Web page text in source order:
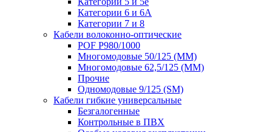
Категории 6 и 6A
Категории 7 и 8
Кабели волоконно-оптические
POF P980/1000
Многомодовые 50/125 (ММ)
Многомодовые 62,5/125 (ММ)
Прочие
Одномодовые 9/125 (SM)
Кабели гибкие универсальные
Безгалогенные
Контрольные в ПВХ